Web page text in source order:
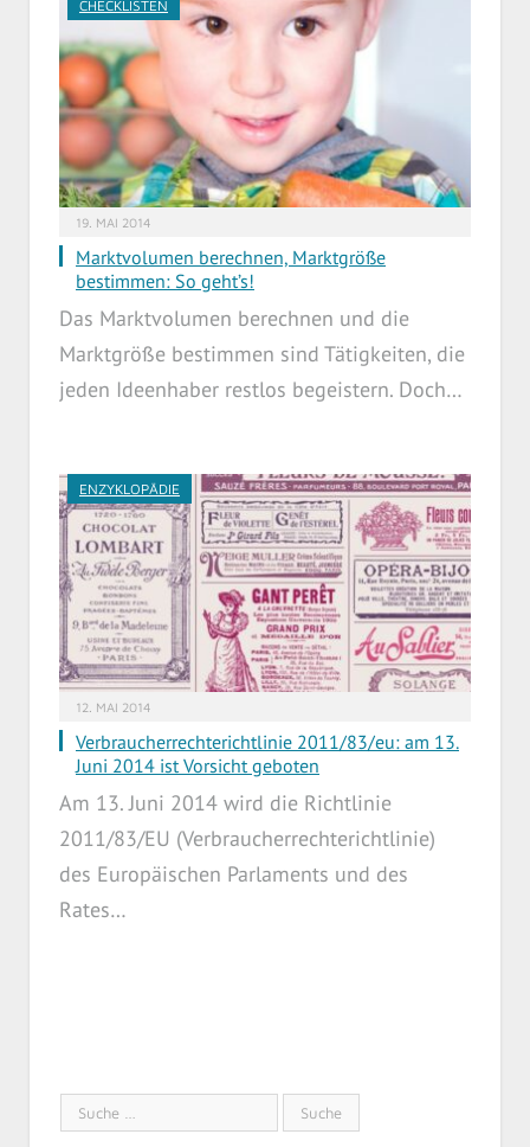
CHECKLISTEN
19. MAI 2014
Marktvolumen berechnen, Marktgröße
bestimmen: So geht’s!
Das Marktvolumen berechnen und die
Marktgröße bestimmen sind Tätigkeiten, die
jeden Ideenhaber restlos begeistern. Doch…
ENZYKLOPÄDIE
12. MAI 2014
Verbraucherrechterichtlinie 2011/83/eu: am 13.
Juni 2014 ist Vorsicht geboten
Am 13. Juni 2014 wird die Richtlinie
2011/83/EU (Verbraucherrechterichtlinie)
des Europäischen Parlaments und des
Rates…